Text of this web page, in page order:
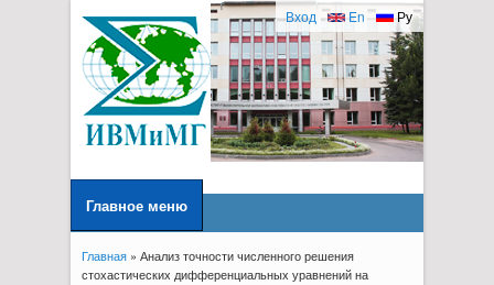
Ру
En
Вход
Главное меню
Вы здесь
Главная» Анализ точности численного решения
стохастических дифференциальных уравнений на